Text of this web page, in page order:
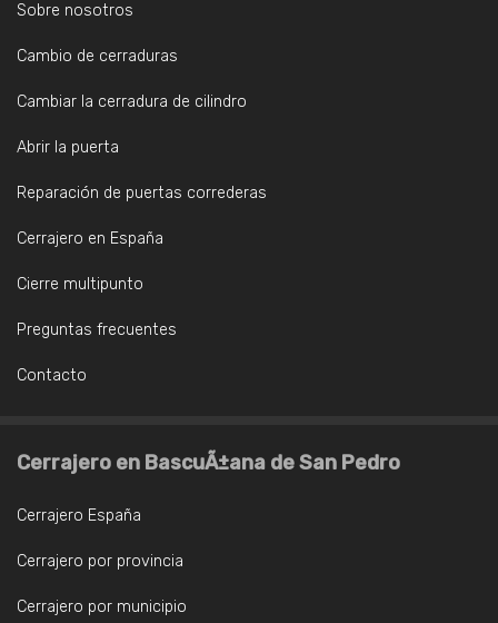
Sobre nosotros
Cambio de cerraduras
Cambiar la cerradura de cilindro
Abrir la puerta
Reparación de puertas correderas
Cerrajero en España
Cierre multipunto
Preguntas frecuentes
Contacto
Cerrajero en BascuÃ±ana de San Pedro
Cerrajero España
Cerrajero por provincia
Cerrajero por municipio